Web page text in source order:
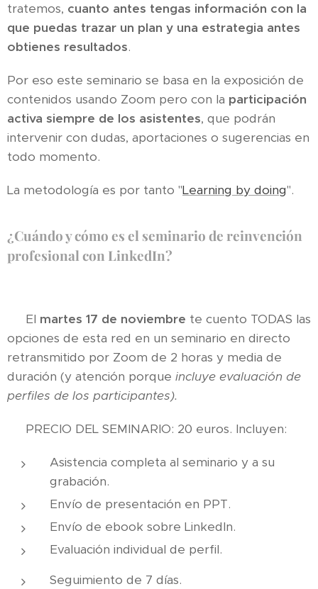
tratemos, cuanto antes tengas información con la
que puedas trazar un plan y una estrategia antes
obtienes resultados.
Por eso este seminario se basa en la exposición de
contenidos usando Zoom pero con la participación
activa siempre de los asistentes, que podrán
intervenir con dudas, aportaciones o sugerencias en
todo momento.
La metodología es por tanto "Learning by doing".
¿Cuándo y cómo es el seminario de reinvención
profesional con LinkedIn?
📆 El martes 17 de noviembre te cuento TODAS las
opciones de esta red en un seminario en directo
retransmitido por Zoom de 2 horas y media de
duración (y atención porque incluye evaluación de
perfiles de los participantes).
💰 PRECIO DEL SEMINARIO: 20 euros. Incluyen:
Asistencia completa al seminario y a su
grabación.
Envío de presentación en PPT.
Envío de ebook sobre LinkedIn.
Evaluación individual de perfil.
Seguimiento de 7 días.